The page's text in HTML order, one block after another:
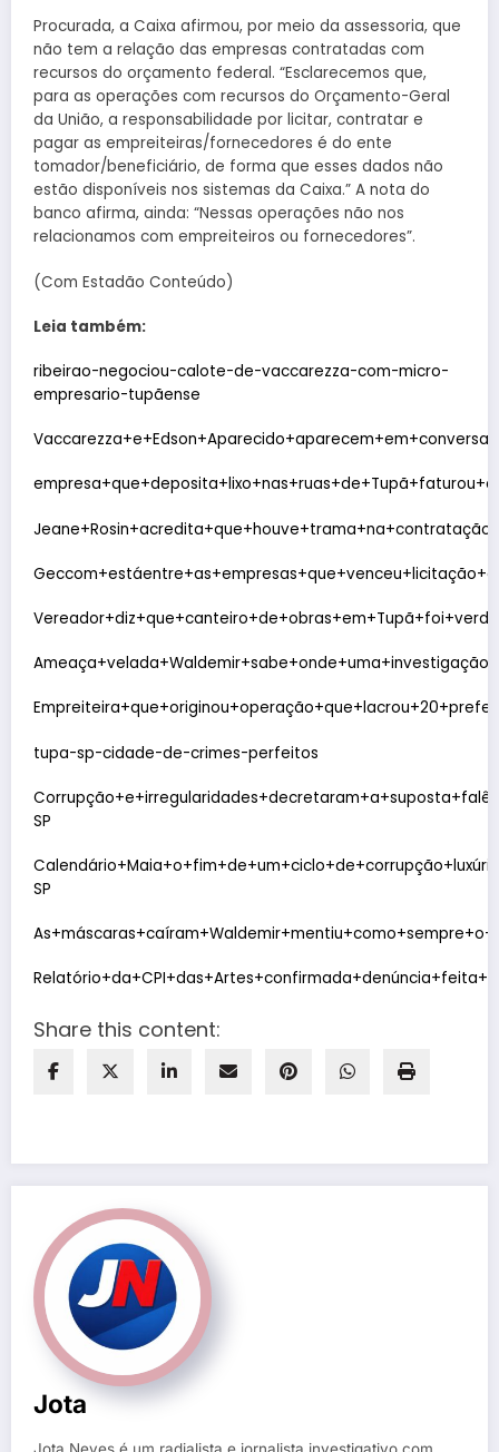
Procurada, a Caixa afirmou, por meio da assessoria, que
não tem a relação das empresas contratadas com
recursos do orçamento federal. “Esclarecemos que,
para as operações com recursos do Orçamento-Geral
da União, a responsabilidade por licitar, contratar e
pagar as empreiteiras/fornecedores é do ente
tomador/beneficiário, de forma que esses dados não
estão disponíveis nos sistemas da Caixa.” A nota do
banco afirma, ainda: “Nessas operações não nos
relacionamos com empreiteiros ou fornecedores”.
(Com Estadão Conteúdo)
Leia também:
ribeirao-negociou-calote-de-vaccarezza-com-micro-
empresario-tupãense
tupa-sp-cidade-de-crimes-perfeitos
SP
SP
Share this content:
Jota